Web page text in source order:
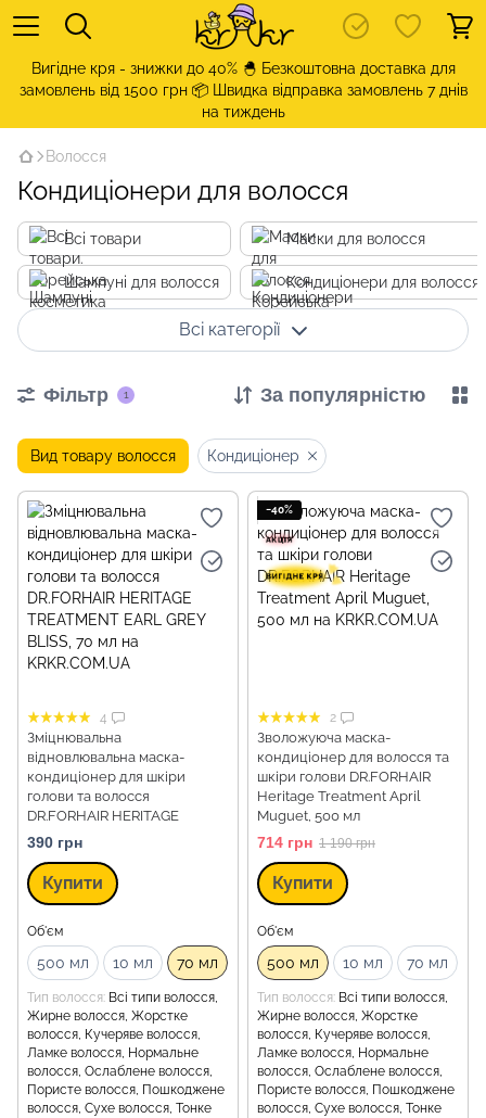
Вигідне кря - знижки до 40% 🐣 Безкоштовна доставка для
замовлень від 1500 грн 📦 Швидка відправка замовлень 7 днів
на тиждень
Волосся
Кондиціонери для волосся
Всі товари
Шампуні для волосся
Маски для волосся
Кондиціонери для волосся
Всі категорії
Фільтр 1 За популярністю
Вид товару волосся Кондиціонер
4
Зміцнювальна
відновлювальна маска-
кондиціонер для шкіри
голови та волосся
DR.FORHAIR HERITAGE
TREATMENT EARL GREY
BLISS, 70 мл
390 грн
Купити
Об'єм
500 мл 10 мл 70 мл
Тип волосся Всі типи волосся,
Жирне волосся, Жорстке
волосся, Кучеряве волосся,
Ламке волосся, Нормальне
волосся, Ослаблене волосся,
Пористе волосся, Пошкоджене
волосся, Сухе волосся, Тонке
−40%
2
Зволожуюча маска-
кондиціонер для волосся та
шкіри голови DR.FORHAIR
Heritage Treatment April
Muguet, 500 мл
714 грн 1 190 грн
Купити
Об'єм
500 мл 10 мл 70 мл
Тип волосся Всі типи волосся,
Жирне волосся, Жорстке
волосся, Кучеряве волосся,
Ламке волосся, Нормальне
волосся, Ослаблене волосся,
Пористе волосся, Пошкоджене
волосся, Сухе волосся, Тонке